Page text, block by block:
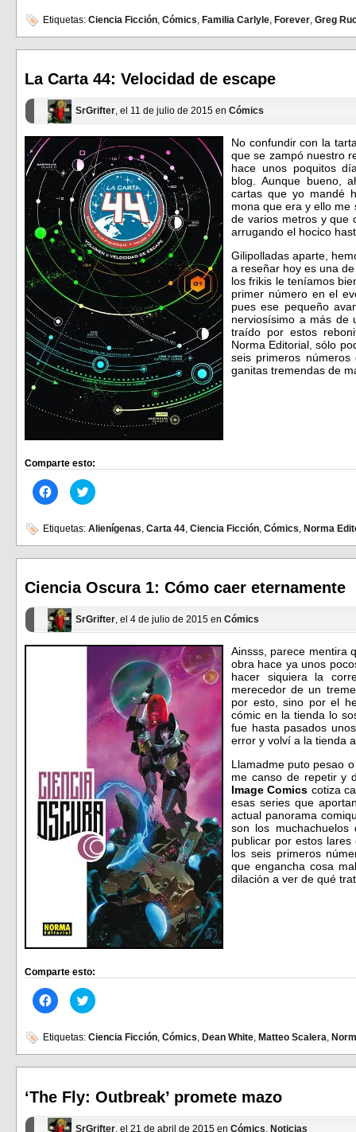
en
Facebook
(Se
abre
ventana
nueva)
en
(Se
abre
ventana
nueva)
Etiquetas: Ciencia Ficción Cómics Familia Carlyle Forever Greg
La Carta 44: Velocidad de escape
SrGrifter, el 11 de julio de 2015 en Cómics
No confundir con la
que se zampó nuestro
hace unos poquitos
blog. Aunque bueno,
cartas que yo mandé
mona que era y ello me
de varios metros y que
arrugando el hocico
Gilipolladas aparte,
a reseñar hoy es una
los frikis le teníamos
primer número en el
pues ese pequeño
nerviosísimo a más de
traído por estos
Norma Editorial, sólo
seis primeros
ganitas tremendas de
Comparte esto:
Haz
clic
en
Facebook
(Se
abre
ventana
nueva)
Haz
clic
en
Twitter
(Se
abre
ventana
nueva)
Etiquetas: Alienígenas, Carta 44, Ciencia Ficción, Cómics, Norma
Ciencia Oscura 1: Cómo caer eternamente
SrGrifter, el 4 de julio de 2015 en Cómics
Ainsss, parece mentira
obra hace ya unos
hacer siquiera la
merecedor de un
por esto, sino por el
cómic en la tienda lo
fue hasta pasados
error y volví a la tienda
Llamadme puto pesao
me canso de repetir y
Image Comics cotiza
esas series que
actual panorama
son los
publicar por estos
los seis primeros
que engancha cosa
dilación a ver de qué
Comparte esto:
Haz
clic
en
Facebook
(Se
abre
ventana
nueva)
Haz
clic
en
(Se
abre
ventana
nueva)
Etiquetas: Ciencia Ficción, Cómics, Dean White, Matteo Scalera,
‘The Fly: Outbreak’ promete mazo
SrGrifter, el 21 de abril de 2015 en Cómics, Noticias